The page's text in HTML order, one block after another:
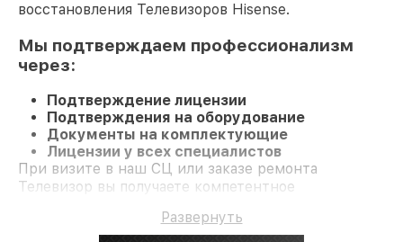
восстановления Телевизоров Hisense.
Мы подтверждаем профессионализм
через:
Подтверждение лицензии
Подтверждения на оборудование
Документы на комплектующие
Лицензии у всех специалистов
При визите в наш СЦ или заказе ремонта
Телевизор вы получаете компетентное
Развернуть